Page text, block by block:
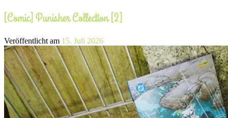
[Comic] Punisher Collection [2]
Veröffentlicht am 15. Juli 2026